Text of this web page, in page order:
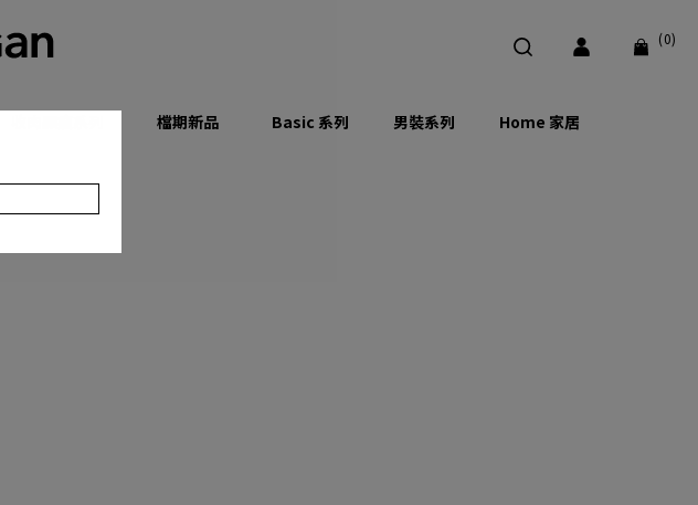
(0)
檔期新品 Basic 系列 男裝系列
Home 家居